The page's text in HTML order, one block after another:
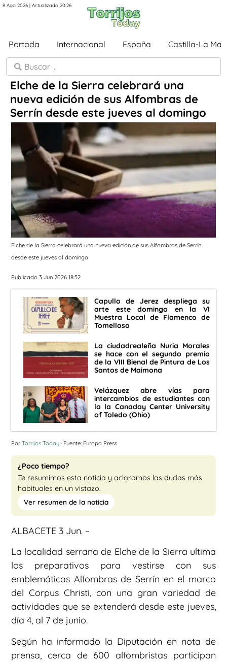
8 Ago 2026 | Actualizado 20:26
Portada Internacional España Castilla-La
Elche de la Sierra celebrará una
nueva edición de sus Alfombras de
Serrín desde este jueves al domingo
Elche de la Sierra celebrará una nueva edición de sus Alfombras de Serrín
desde este jueves al domingo
Publicado 3 Jun 2026 18:52
Capullo de Jerez despliega su
arte este domingo en la VI
Muestra Local de Flamenco de
Tomelloso
La ciudadrealeña Nuria Morales
se hace con el segundo premio
de la VIII Bienal de Pintura de Los
Santos de Maimona
Velázquez abre vías para
intercambios de estudiantes con
la la Canaday Center University
of Toledo (Ohio)
Por Torrijos Today · Fuente: Europa Press
¿Poco tiempo?
Te resumimos esta noticia y aclaramos las dudas más
habituales en un vistazo.
Ver resumen de la noticia
ALBACETE 3 Jun. –
La localidad serrana de Elche de la Sierra ultima
los preparativos para vestirse con sus
emblemáticas Alfombras de Serrín en el marco
del Corpus Christi, con una gran variedad de
actividades que se extenderá desde este jueves,
día 4, al 7 de junio.
Según ha informado la Diputación en nota de
prensa, cerca de 600 alfombristas participan